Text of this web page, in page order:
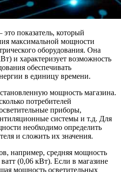
показатель, который
максимальной мощности
оборудования. Она
и характеризует возможность
обеспечивать
в единицу времени.
мощность магазина.
потребителей
приборы,
системы и т.д. Для
необходимо определить
и сложить их значения.
например, средняя мощность
(0,06 кВт). Если в магазине
мощность осветительных